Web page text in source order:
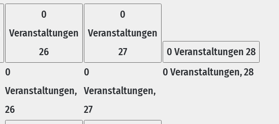
0
Veranstaltungen
26
0
Veranstaltungen,
26
0
Veranstaltungen
27
0
Veranstaltungen,
27
0 Veranstaltungen 28
0 Veranstaltungen,28